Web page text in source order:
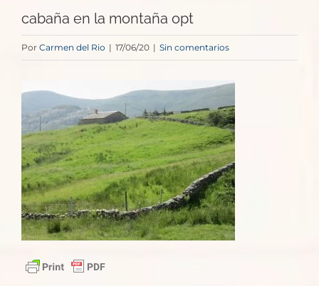
cabaña en la montaña opt
Por Carmen del Rio | 17/06/20 | Sin comentarios